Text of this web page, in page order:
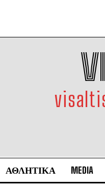
ΑΘΛΗΤΙΚΑ MEDIA